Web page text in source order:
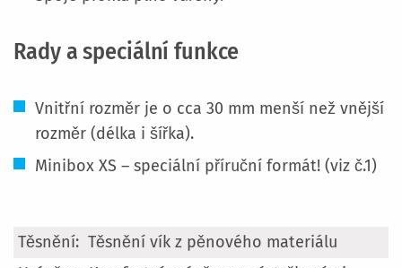
Rady a speciální funkce
Vnitřní rozměr je o cca 30 mm menší než vnější
rozměr (délka i šířka).
Minibox XS – speciální příruční formát! (viz č.1)
Více
informací
Těsnění vík z pěnového materiálu